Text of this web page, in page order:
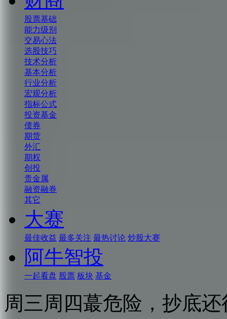
股票基础
能力级别
交易心法
选股技巧
技术分析
基本分析
行业分析
宏观分析
指标公式
投资基金
债券
期货
外汇
期权
创投
贵金属
融资融券
其它
大赛
最佳收益 最多关注 最热讨论 炒股大赛
阿牛智投
一起看盘 股票 板块 基金
周三周四蕞危险，抄底